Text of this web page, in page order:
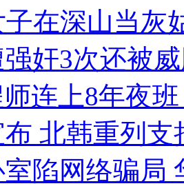
子在深山当灰
奸3次还被
连上8年夜
布 北韩重列
陷网络骗局